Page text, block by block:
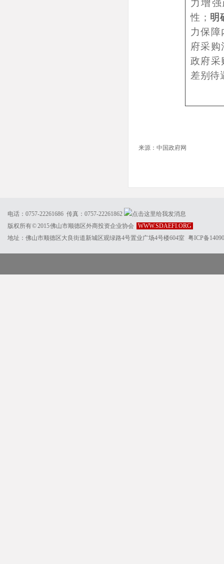
性； 明
力保
府采
政府采
差别待
来源：中国政府网
电话：0757-22261686 传真：0757-22261862
版权所有 © 2015 佛山市顺德区外商投资企业协会 WWW.SDAEFI.ORG
地址：佛山市顺德区大良街道新城区观绿路4号置业广场4号楼604室粤ICP备